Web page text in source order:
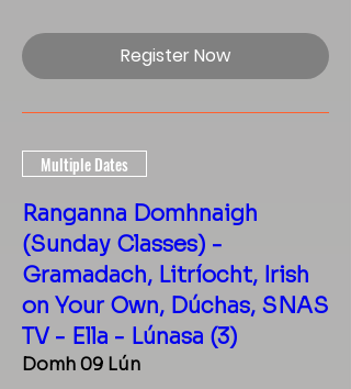
Register Now
Multiple Dates
Ranganna Domhnaigh
(Sunday Classes) -
Gramadach, Litríocht, Irish
on Your Own, Dúchas, SNAS
TV - Ella - Lúnasa (3)
Domh 09 Lún